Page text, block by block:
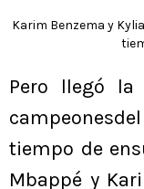
Karim Benzema y
Pero llegó la
tiempo de
Mbappé y